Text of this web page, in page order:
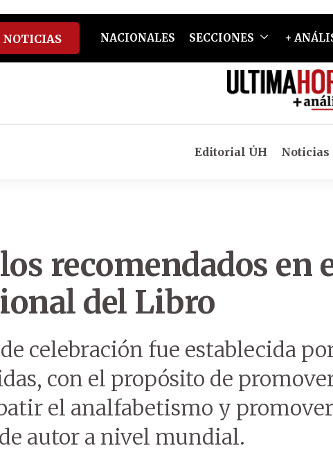
NACIONALES SECCIONES +
Editorial ÚH Noticias
recomendados en
del Libro
celebración fue establecida
con el propósito de
el analfabetismo y
autor a nivel mundial.